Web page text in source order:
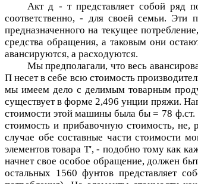
Актд - тпредставляет собой ряд
соответственно, - для своей семьи. Эти
предназначенного на текущее
средства обращения, а таковым они
авансируются, а расходуются.
Мы предполагали, что весь
П несет в себе всю стоимость
мы имеем дело с делимым товарным
существует в форме 2,496 унции пряжи.
стоимости этой машины была бы = 78 ф.ст.
стоимость и прибавочную стоимость, не,
случае обе составные части стоимости
элементов товара Т', - подобно тому как
начнет свое особое обращение, должен
остальных 1560 фунтов представляет